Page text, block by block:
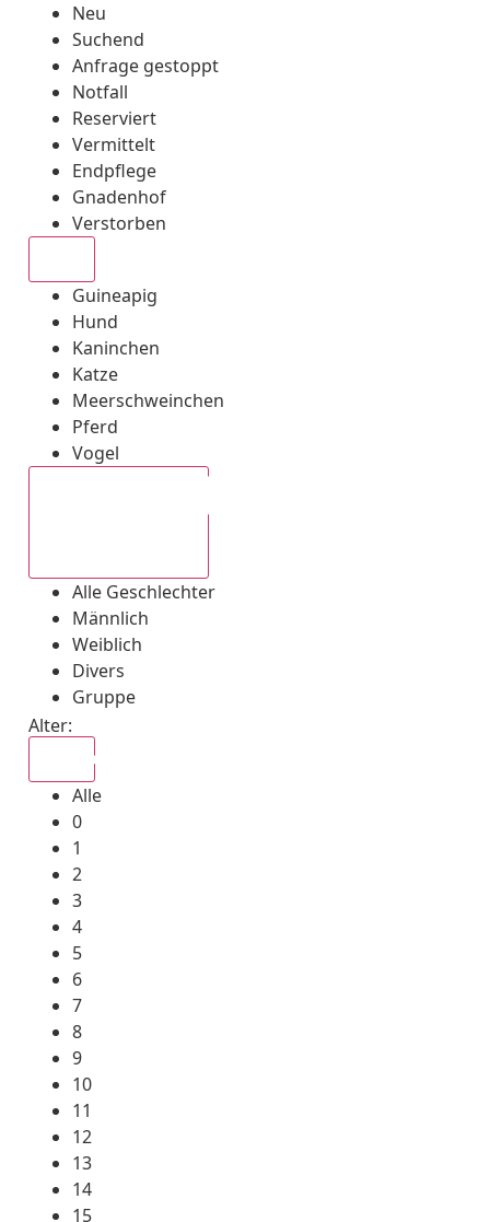
Neu
Suchend
Anfrage gestoppt
Notfall
Reserviert
Vermittelt
Endpflege
Gnadenhof
Verstorben
Guineapig
Hund
Kaninchen
Katze
Meerschweinchen
Pferd
Vogel
Alle Geschlechter
Männlich
Weiblich
Divers
Gruppe
Alter:
Alle
0
1
2
3
4
5
6
7
8
9
10
11
12
13
14
15